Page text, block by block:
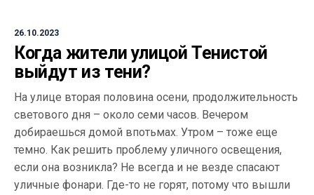
26.10.2023
Когда жители улицой Тенистой
выйдут из тени?
На улице вторая половина осени, продолжительность
светового дня – около семи часов. Вечером
добираешься домой впотьмах. Утром – тоже еще
темно. Как решить проблему уличного освещения,
если она возникла? Не всегда и не везде спасают
уличные фонари. Где-то не горят, потому что вышли